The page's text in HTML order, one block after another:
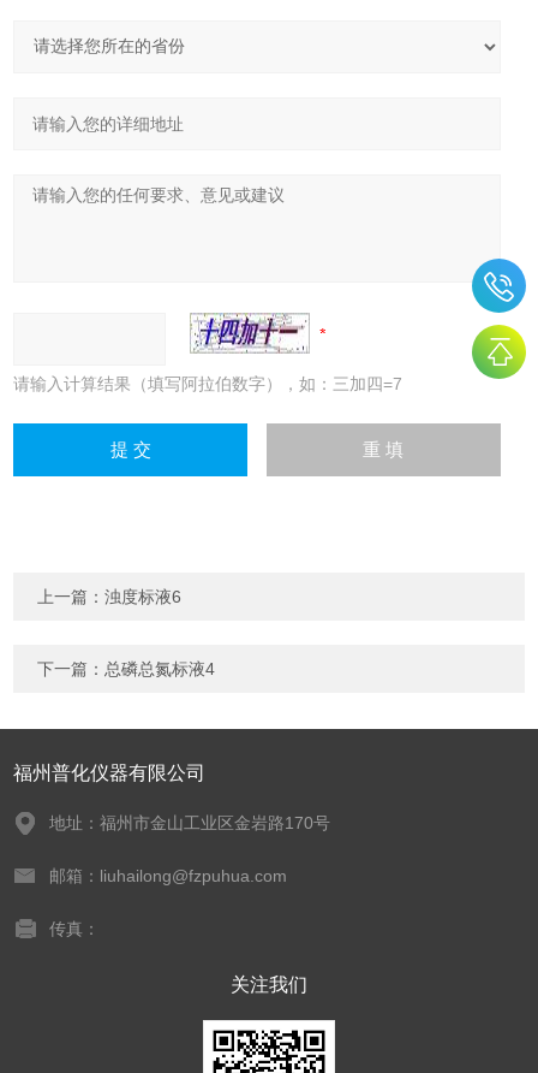
请输入计算结果（填写阿拉伯数字），如：三加四=7
上一篇：浊度标液6
下一篇： 总磷总氮标液4
福州普化仪器有限公司
地址：福州市金山工业区金岩路170号
邮箱：liuhailong@fzpuhua.com
传真：
关注我们